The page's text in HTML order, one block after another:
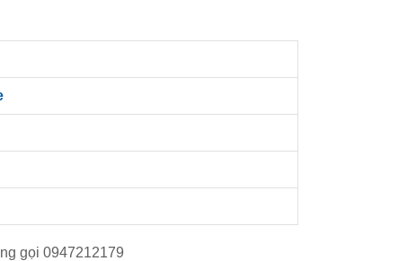
gọi 0947212179